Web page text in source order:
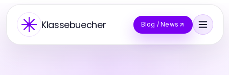
Klassebuecher Blog / News